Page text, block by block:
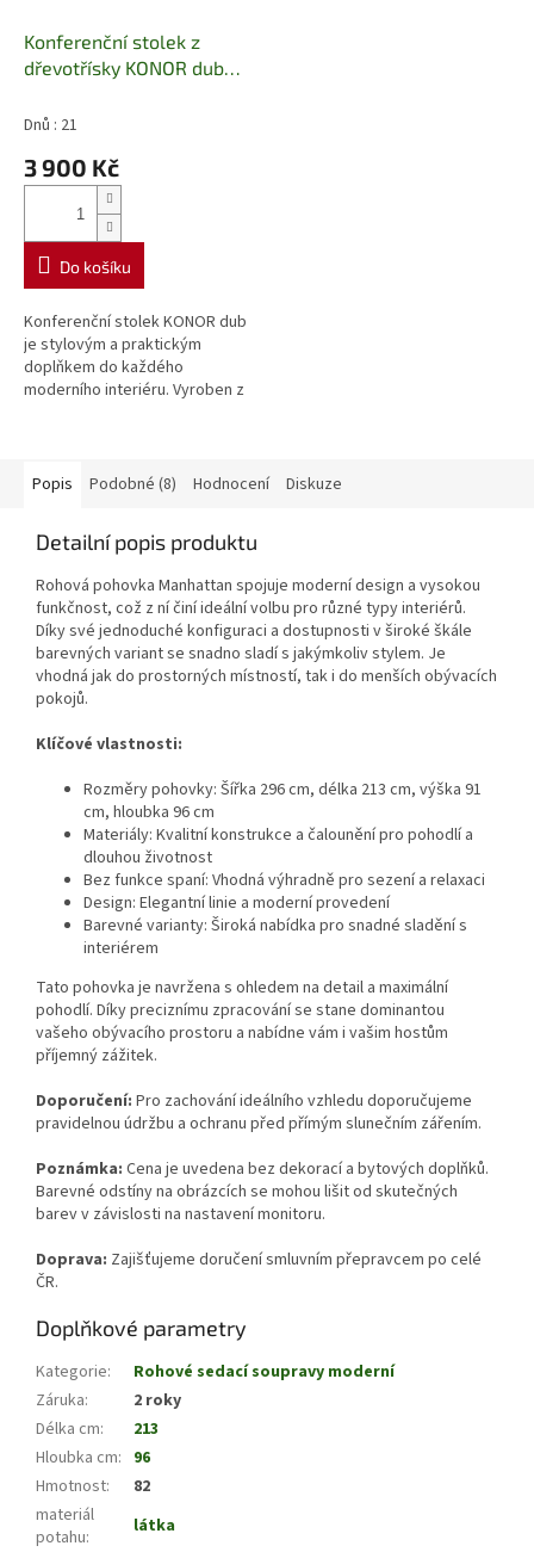
Konferenční stolek z
dřevotřísky KONOR dub
Dnů : 21
3 900 Kč
Do košíku
Konferenční stolek KONOR dub
je stylovým a praktickým
doplňkem do každého
moderního interiéru. Vyroben z
Popis
Podobné (8) Hodnocení Diskuze
Detailní popis produktu
Rohová pohovka Manhattan spojuje moderní design a vysokou
funkčnost, což z ní činí ideální volbu pro různé typy interiérů.
Díky své jednoduché konfiguraci a dostupnosti v široké škále
barevných variant se snadno sladí s jakýmkoliv stylem. Je
vhodná jak do prostorných místností, tak i do menších obývacích
pokojů.
Klíčové vlastnosti:
Rozměry pohovky: Šířka 296 cm, délka 213 cm, výška 91
cm, hloubka 96 cm
Materiály: Kvalitní konstrukce a čalounění pro pohodlí a
dlouhou životnost
Bez funkce spaní: Vhodná výhradně pro sezení a relaxaci
Design: Elegantní linie a moderní provedení
Barevné varianty: Široká nabídka pro snadné sladění s
interiérem
Tato pohovka je navržena s ohledem na detail a maximální
pohodlí. Díky preciznímu zpracování se stane dominantou
vašeho obývacího prostoru a nabídne vám i vašim hostům
příjemný zážitek.
Doporučení: Pro zachování ideálního vzhledu doporučujeme
pravidelnou údržbu a ochranu před přímým slunečním zářením.
Poznámka: Cena je uvedena bez dekorací a bytových doplňků.
Barevné odstíny na obrázcích se mohou lišit od skutečných
barev v závislosti na nastavení monitoru.
Doprava: Zajišťujeme doručení smluvním přepravcem po celé
ČR.
Doplňkové parametry
Kategorie:
Rohové sedací soupravy moderní
Záruka:
2 roky
Délka cm:
213
Hloubka cm: 96
Hmotnost:
82
materiál
potahu:
látka